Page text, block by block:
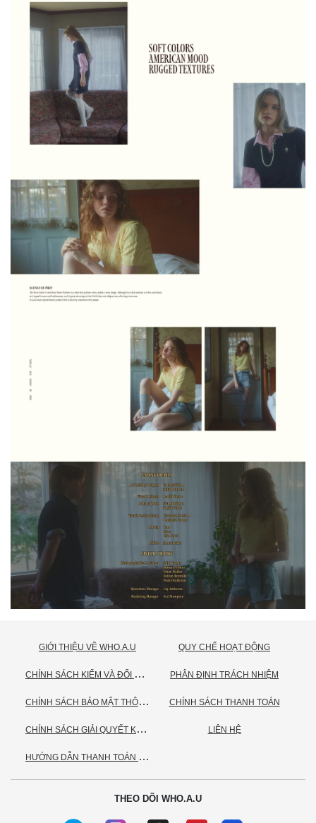
GIỚI THIỆU VỀ WHO.A.U
C
HÍNH SÁCH KIỂM VÀ ĐỔI TRẢ HÀNG
C
HÍNH SÁCH BẢO MẬT THÔNG TIN CÁ NHÂN
C
HÍNH SÁCH GIẢI QUYẾT KHIẾU NẠI
H
ƯỚNG DẪN THANH TOÁN VNPAY
QUY CHẾ HOẠT ĐỘNG
PHÂN ĐỊNH TRÁCH NHIỆM
CHÍNH SÁCH THANH TOÁN
LIÊN HỆ
THEO DÕI WHO.A.U